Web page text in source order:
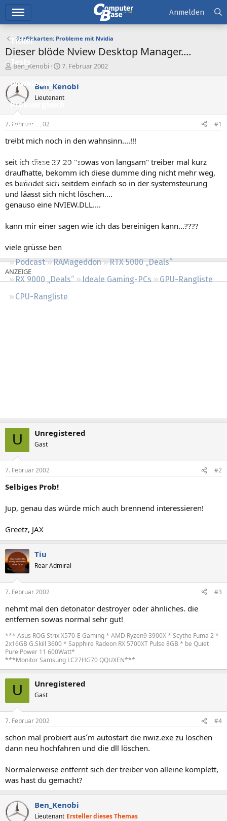
Ticker
Tests
Downloads
Preisvergleich
Forum
Aktuelles
Empfohlene Inhalte
Neue Beiträge
Neueste Aktivitäten
Podcast RAMageddon
RTX 5000 „Deals“
RX 9000 „Deals“
Ideale Gaming-PCs
GPU-Rangliste
CPU-Rangliste
Anmelden
Grafikkarten: Probleme mit Nvidia
Dieser blöde Nview Desktop Manager....
E
s
t
e
l
e
r
Ben_Kenobi
E
s
e
t
a
7. Februar 2002
Ben_Kenobi
Lieutenant
7. Februar 2002 #1
treibt mich noch in den wahnsinn....!!!
seit ich diese 27.20 "sowas von langsam" treiber mal kurz
draufhatte, bekomm ich diese dumme ding nicht mehr weg,
es befindet sich seitdem einfach so in der systemsteurung
und läasst sich nicht löschen....
genauso eine NVIEW.DLL....
kann mir einer sagen wie ich das bereinigen kann...????
viele grüsse ben
U Unregistered
Gast
7. Februar 2002 #2
Selbiges Prob!
Jup, genau das würde mich auch brennend interessieren!
Greetz, JAX
Tiu
Rear Admiral
7. Februar 2002 #3
nehmt mal den detonator destroyer oder ähnliches. die
entfernen sowas normal sehr gut!
*** Asus ROG Strix X570-E Gaming * AMD Ryzen9 3900X * Scythe Fuma 2 *
2x16GB G.Skill 3600 * Sapphire Radeon RX 5700XT Pulse 8GB * be Quiet
Pure Power 11 600Watt*
***Monitor Samsung LC27HG70 QQUXEN***
U Unregistered
Gast
7. Februar 2002 #4
schon mal probiert aus´m autostart die nwiz.exe zu löschen
dann neu hochfahren und die dll löschen.
Normalerweise entfernt sich der treiber von alleine komplett,
was hast du gemacht?
Ben_Kenobi
Lieutenant Ersteller dieses Themas